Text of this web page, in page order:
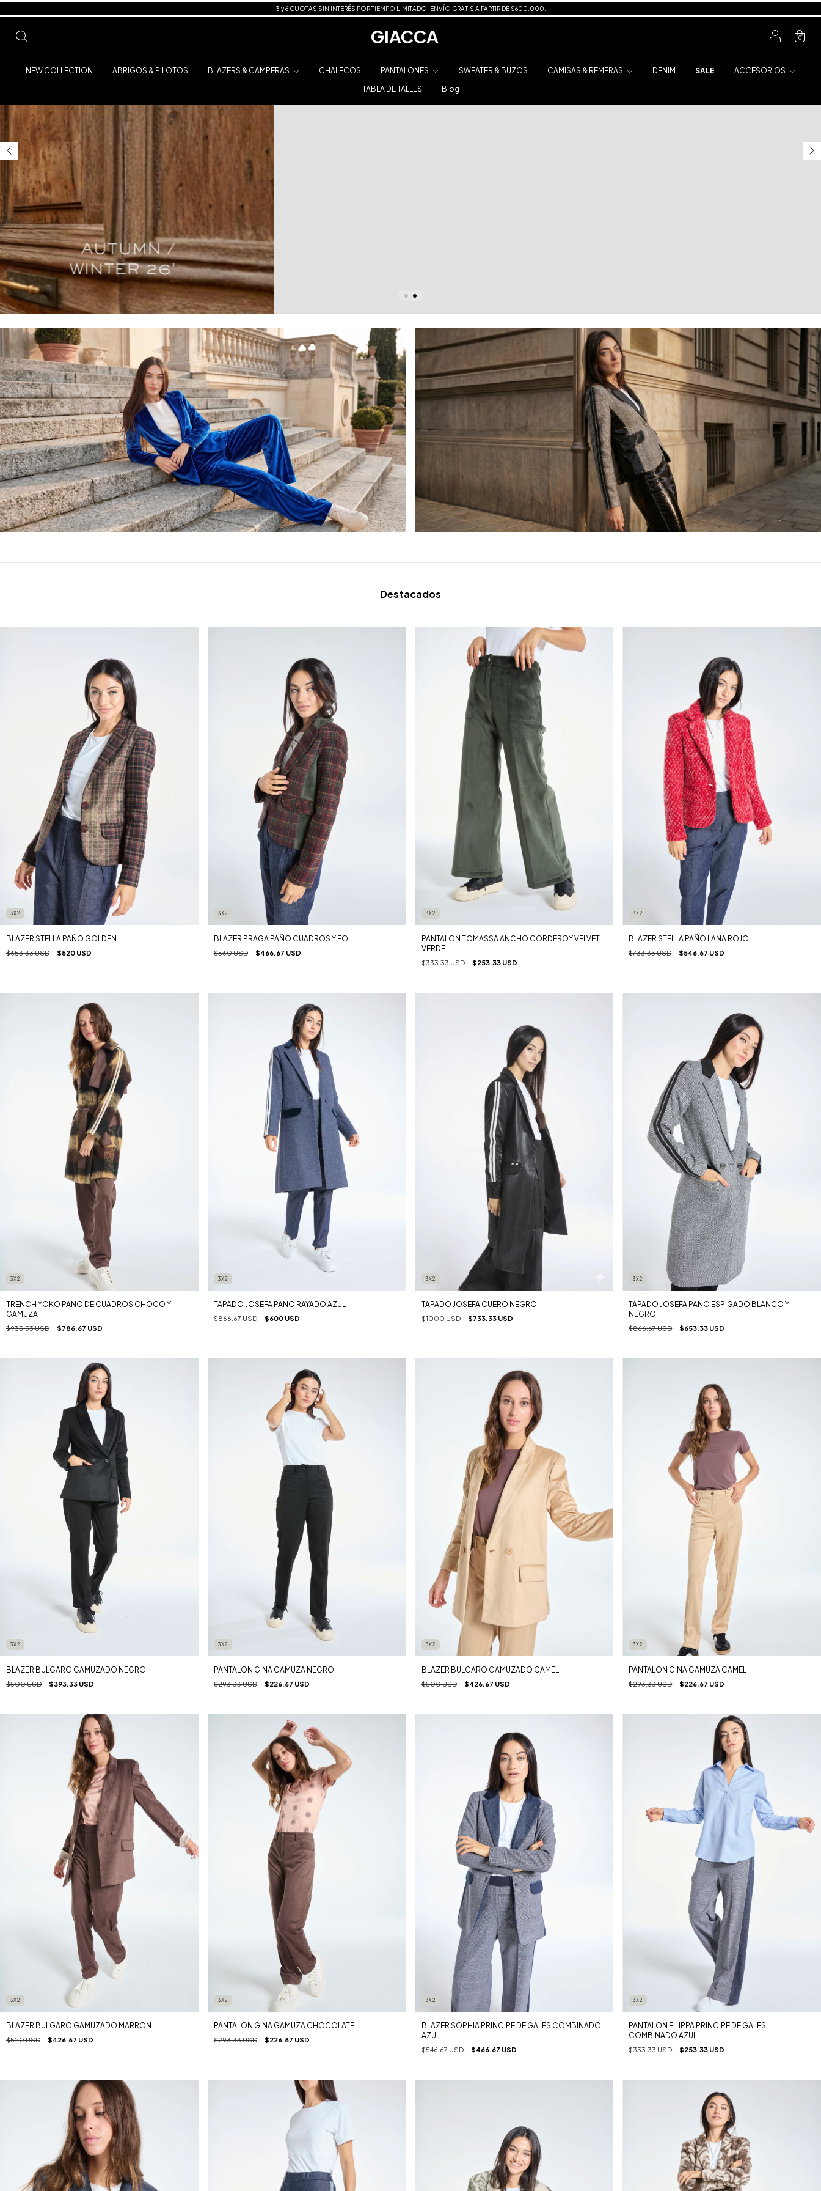
3 y 6 CUOTAS SIN INTERÉS POR TIEMPO LIMITADO. ENVÍO GRATIS A PARTIR DE $600.000.
GIACCA 0
NEW COLLECTION ABRIGOS & PILOTOS BLAZERS & CAMPERAS CHALECOS PANTALONES SWEATER & BUZOS CAMISAS & REMERAS DENIM SALE
ACCESORIOS
TABLA DE TALLES
Blog
Destacados
3X2
BLAZER STELLA PAÑO GOLDEN
$653.33 USD $520 USD
3X2
BLAZER PRAGA PAÑO CUADROS Y FOIL
$560 USD $466.67 USD
3X2
PANTALON TOMASSA ANCHO CORDEROY VELVET
VERDE
$333.33 USD $253.33 USD
3X2
BLAZER STELLA PAÑO LANA ROJO
$733.33 USD $546.67 USD
3X2
TRENCH YOKO PAÑO DE CUADROS CHOCO Y
GAMUZA
$933.33 USD $786.67 USD
3X2
TAPADO JOSEFA PAÑO RAYADO AZUL
$866.67 USD $600 USD
3X2
TAPADO JOSEFA CUERO NEGRO
$1000 USD $733.33 USD
3X2
TAPADO JOSEFA PAÑO ESPIGADO BLANCO Y
NEGRO
$866.67 USD $653.33 USD
3X2
BLAZER BULGARO GAMUZADO NEGRO
$500 USD $393.33 USD
3X2
PANTALON GINA GAMUZA NEGRO
$293.33 USD $226.67 USD
3X2
BLAZER BULGARO GAMUZADO CAMEL
$500 USD $426.67 USD
3X2
PANTALON GINA GAMUZA CAMEL
$293.33 USD $226.67 USD
3X2
BLAZER BULGARO GAMUZADO MARRON
$520 USD $426.67 USD
3X2
PANTALON GINA GAMUZA CHOCOLATE
$293.33 USD $226.67 USD
3X2
BLAZER SOPHIA PRINCIPE DE GALES COMBINADO
AZUL
$546.67 USD $466.67 USD
3X2
PANTALON FILIPPA PRINCIPE DE GALES
COMBINADO AZUL
$333.33 USD $253.33 USD